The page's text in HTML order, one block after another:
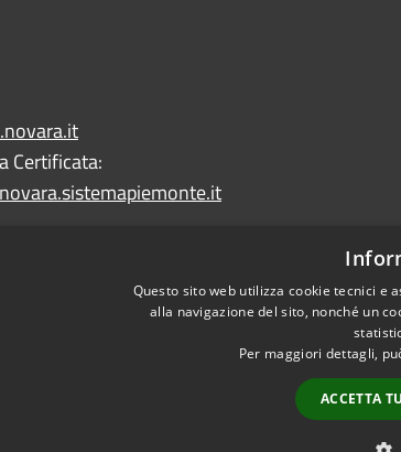
Certificata:
Questo sito web utilizza cookie tecnici e
alla navigazione del sito, nonché un
Per maggiori dettagli,
ACCETTA